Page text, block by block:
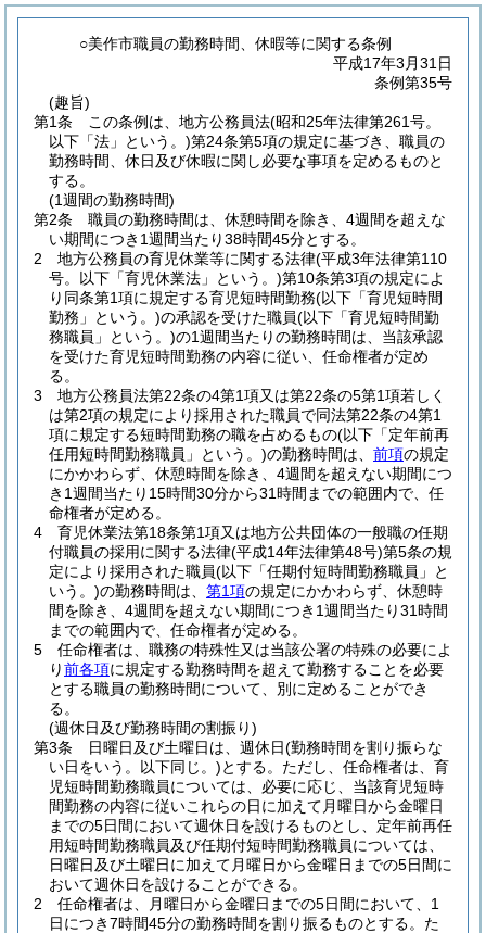
○美作市職員の勤務時間、休暇等に関する条例
平成17年3月31日
条例第35号
(趣旨)
第1条
この条例は、地方公務員法(昭和25年法律第261号。
以下「法」という。)第24条第5項の規定に基づき、職員の
勤務時間、休日及び休暇に関し必要な事項を定めるものと
する。
(1週間の勤務時間)
第2条
職員の勤務時間は、休憩時間を除き、4週間を超えな
い期間につき1週間当たり38時間45分とする。
2
地方公務員の育児休業等に関する法律(平成3年法律第110
号。以下「育児休業法」という。)第10条第3項の規定によ
り同条第1項に規定する育児短時間勤務(以下「育児短時間
勤務」という。)の承認を受けた職員(以下「育児短時間勤
務職員」という。)の1週間当たりの勤務時間は、当該承認
を受けた育児短時間勤務の内容に従い、任命権者が定め
る。
3
地方公務員法第22条の4第1項又は第22条の5第1項若しく
は第2項の規定により採用された職員で同法第22条の4第1
項に規定する短時間勤務の職を占めるもの(以下「定年前再
任用短時間勤務職員」という。)の勤務時間は、 前項の規定
にかかわらず、休憩時間を除き、4週間を超えない期間につ
き1週間当たり15時間30分から31時間までの範囲内で、任
命権者が定める。
4
育児休業法第18条第1項又は地方公共団体の一般職の任期
付職員の採用に関する法律(平成14年法律第48号)第5条の規
定により採用された職員(以下「任期付短時間勤務職員」と
いう。)の勤務時間は、 第1項の規定にかかわらず、休憩時
間を除き、4週間を超えない期間につき1週間当たり31時間
までの範囲内で、任命権者が定める。
5
任命権者は、職務の特殊性又は当該公署の特殊の必要によ
り前各項に規定する勤務時間を超えて勤務することを必要
とする職員の勤務時間について、別に定めることができ
る。
(週休日及び勤務時間の割振り)
第3条
日曜日及び土曜日は、週休日(勤務時間を割り振らな
い日をいう。以下同じ。)とする。 ただし、任命権者は、育
児短時間勤務職員については、必要に応じ、当該育児短時
間勤務の内容に従いこれらの日に加えて月曜日から金曜日
までの5日間において週休日を設けるものとし、定年前再任
用短時間勤務職員及び任期付短時間勤務職員については、
日曜日及び土曜日に加えて月曜日から金曜日までの5日間に
おいて週休日を設けることができる。
2
任命権者は、月曜日から金曜日までの5日間において、1
日につき7時間45分の勤務時間を割り振るものとする。 た